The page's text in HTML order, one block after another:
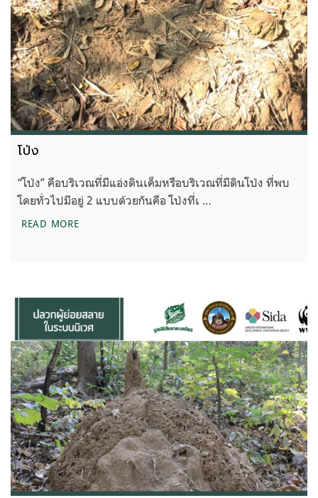
โป่ง
“โป่ง” คือบริเวณที่มีแอ่งดินเค็มหรือบริเวณที่มีดินโป่ง ที่พบ
โดยทั่วไปมีอยู่ 2 แบบด้วยกันคือ โป่งที่เ …
READ MOREโป่ง